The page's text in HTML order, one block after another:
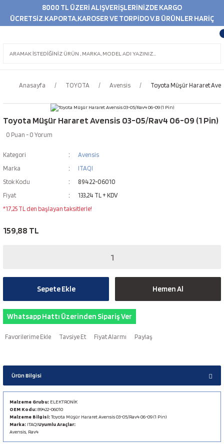
8000 TL ÜZERİ ALIŞVERİŞLERİNİZDE KARGO
ÜCRETSİZ.KAPORTA,KAROSER VE TORPİDO V.B ÜRÜNLER HARİÇ
Anasayfa TOYOTA Avensis Toyota Müşür Hararet
Toyota Müşür Hararet Avensis 03-05/Rav4 06-09 (1 Pin)
0 Puan - 0 Yorum
Kategori
Avensis
Marka
ITAQI
Stok Kodu
89422-06010
Fiyat
133,24 TL + KDV
*17,25 TL den başlayan taksitlerle!
159,88 TL
Sepete Ekle Hemen Al
Whatsapp Hattı Üzerinden Sipariş Ver
Tavsiye Et Fiyat Alarmı Paylaş
Ürün Bilgisi
Malzeme Grubu: ELEKTRONİK
OEM Kodu:89422-06010
Malzeme Bilgisi:Toyota Müşür Hararet Avensis 03-05/Rav4 06-09 (1 Pin)
Marka: ITAQIUyumlu Araçlar:
Avensis, Rav4